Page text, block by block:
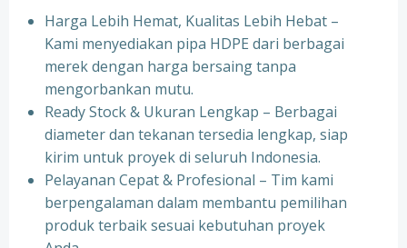
Harga Lebih Hemat, Kualitas Lebih Hebat –
Kami menyediakan pipa HDPE dari berbagai
merek dengan harga bersaing tanpa
mengorbankan mutu.
Ready Stock & Ukuran Lengkap – Berbagai
diameter dan tekanan tersedia lengkap, siap
kirim untuk proyek di seluruh Indonesia.
Pelayanan Cepat & Profesional – Tim kami
berpengalaman dalam membantu pemilihan
produk terbaik sesuai kebutuhan proyek